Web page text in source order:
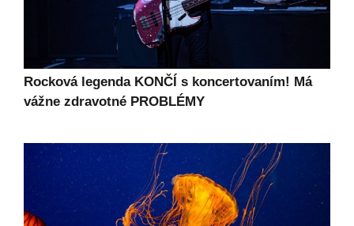
Rocková legenda KONČÍ s koncertovaním! Má
vážne zdravotné PROBLÉMY